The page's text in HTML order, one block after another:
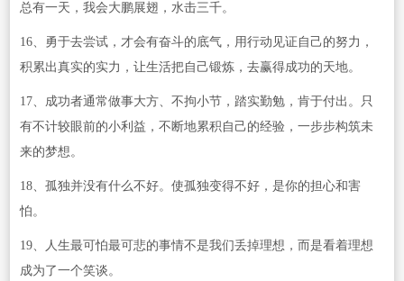
总有一天，我会大鹏展翅，水击三千。
16、勇于去尝试，才会有奋斗的底气，用行动见证自己的努力，
积累出真实的实力，让生活把自己锻炼，去赢得成功的天地。
17、成功者通常做事大方、不拘小节，踏实勤勉，肯于付出。只
有不计较眼前的小利益，不断地累积自己的经验，一步步构筑未
来的梦想。
18、孤独并没有什么不好。使孤独变得不好，是你的担心和害
怕。
19、人生最可怕最可悲的事情不是我们丢掉理想，而是看着理想
成为了一个笑谈。